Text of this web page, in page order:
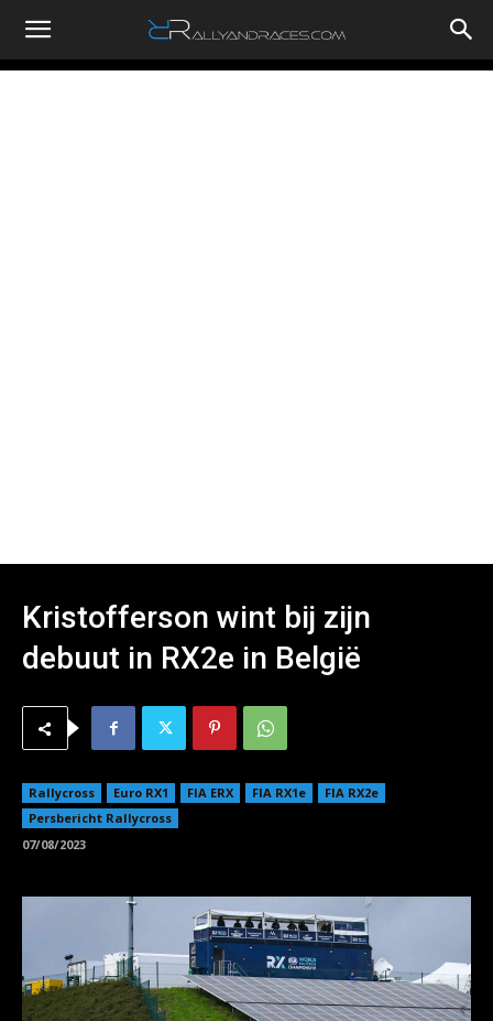
RallyandRaces.com
Kristofferson wint bij zijn
debuut in RX2e in België
Rallycross Euro RX1 FIA ERX FIA RX1e
FIA RX2e
Persbericht Rallycross
07/08/2023